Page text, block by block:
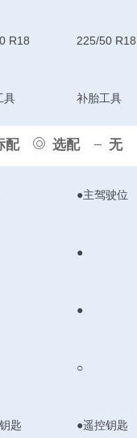
配 选配 无
R18 225/50 R18
具 补胎工具
●主驾驶位
●
●
○
匙 ●遥控钥匙